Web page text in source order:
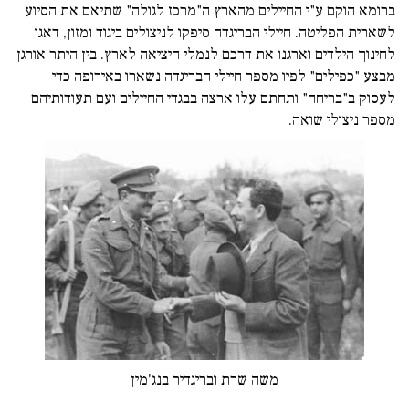
ברומא הוקם ע"י החיילים מהארץ ה"מרכז לגולה" שתיאם את הסיוע
לשארית הפליטה. חיילי הבריגדה סיפקו לניצולים ביגוד ומזון, דאגו
לחינוך הילדים וארגנו את דרכם לנמלי היציאה לארץ. בין היתר אורגן
מבצע "כפילים" לפיו מספר חיילי הבריגדה נשארו באירופה כדי
לעסוק ב"בריחה" ותחתם עלו ארצה בבגדי החיילים ועם תעודותיהם
מספר ניצולי שואה.
משה שרת ובריגדיר בנג'מין